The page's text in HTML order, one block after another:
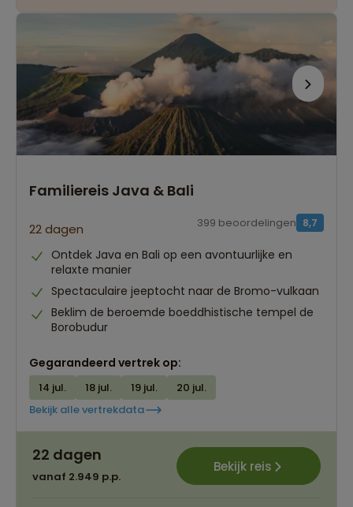
Familiereis Java & Bali
22 dagen 8,7
399 beoordelingen
Ontdek Java en Bali op een avontuurlijke en
relaxte manier
Spectaculaire jeeptocht naar de Bromo-vulkaan
Beklim de beroemde boeddhistische tempel de
Borobudur
Gegarandeerd vertrek op:
14 jul. 18 jul. 19 jul.
20 jul.
Bekijk alle vertrekdata
22 dagen
vanaf 2.949 p.p.
Bekijk reis